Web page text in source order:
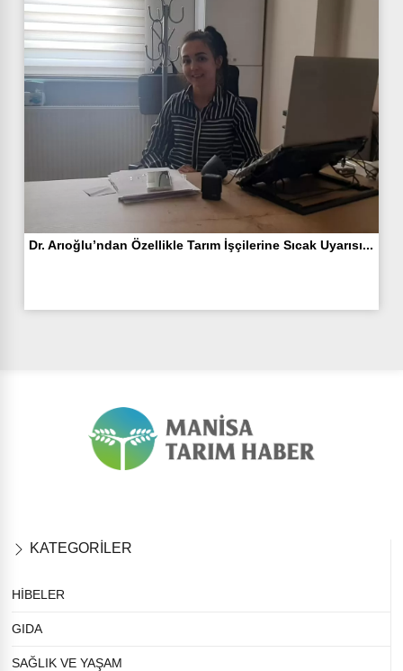
Dr. Arıoğlu’ndan Özellikle Tarım İşçilerine Sıcak Uyarısı...
KATEGORİLER
HİBELER
GIDA
SAĞLIK VE YAŞAM